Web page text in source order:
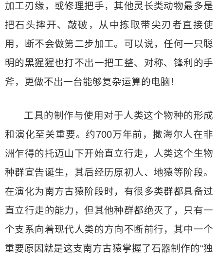
加工刃缘，或修理把手，其他灵长类动物最多是
把石头摔开、敲破，从中拣取带尖刃者直接使
用，断不会做第二步加工。可以说，任何一只聪
明的黑猩猩也打不出一把工整、对称、锋利的手
斧，更做不出一台能够复杂运算的电脑！
工具的制作与使用对于人类这个物种的形成
和演化至关重要。约700万年前，撒海尔人在非
洲乍得的托迈山下开始直立行走，人类这个生物
种群宣告诞生，其后经历原初人、地猿等阶段。
在演化为南方古猿阶段时，有很多类群都具备过
直立行走的能力，但其他种群都绝灭了，只有一
个支系向着现代人类的方向不断前行，其中一个
重要原因就是这支南方古猿掌握了石器制作的“独